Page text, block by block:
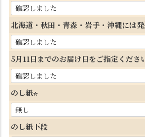
必
北海道・秋田・青森・岩手・沖縄には
5月11日までのお届け日をご指定くださ
のし紙
必
須
のし紙下段